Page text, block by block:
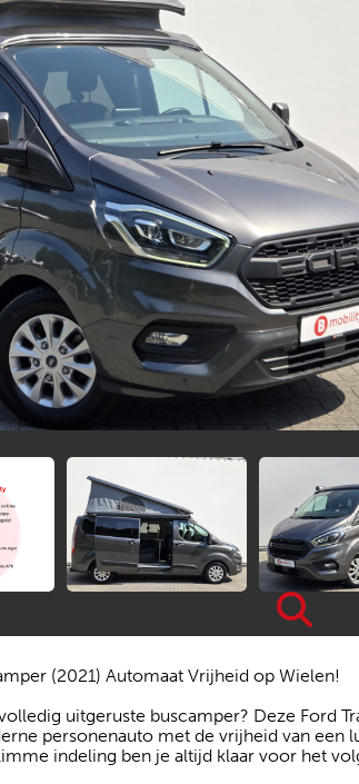
(2021) Automaat Vrijheid op Wielen!
uitgeruste buscamper? Deze Ford
personenauto met de vrijheid van een
indeling ben je altijd klaar voor het